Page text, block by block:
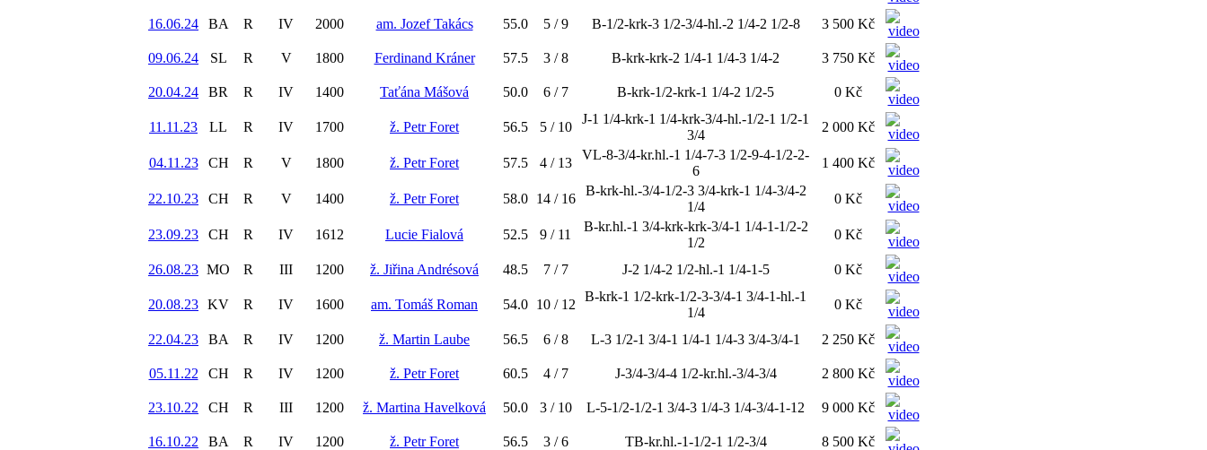
16.06.24 BA R IV 2000 am. Jozef Takács 55.0 5 / 9 B-1/2-krk-3 1/2-3/4-hl.-2 1/4-2 1/2-8 3 500 Kč
09.06.24 SL R V 1800 Ferdinand Kráner 57.5 3 / 8 B-krk-krk-2 1/4-1 1/4-3 1/4-2 3 750 Kč
20.04.24 BR R IV 1400 Taťána Mášová 50.0 6 / 7 B-krk-1/2-krk-1 1/4-2 1/2-5 0 Kč
11.11.23 LL R IV 1700 ž. Petr Foret 56.5 5 / 10
J-1 1/4-krk-1 1/4-krk-3/4-hl.-1/2-1 1/2-1
3/4
2 000 Kč
04.11.23 CH R V 1800 ž. Petr Foret 57.5 4 / 13
VL-8-3/4-kr.hl.-1 1/4-7-3 1/2-9-4-1/2-2-
6
1 400 Kč
22.10.23 CH R V 1400 ž. Petr Foret 58.0 14 / 16
B-krk-hl.-3/4-1/2-3 3/4-krk-1 1/4-3/4-2
1/4
0 Kč
23.09.23 CH R IV 1612 Lucie Fialová 52.5 9 / 11
B-kr.hl.-1 3/4-krk-krk-3/4-1 1/4-1-1/2-2
1/2
0 Kč
26.08.23 MO R III 1200 ž. Jiřina Andrésová 48.5 7 / 7 J-2 1/4-2 1/2-hl.-1 1/4-1-5 0 Kč
20.08.23 KV R IV 1600 am. Tomáš Roman 54.0 10 / 12
B-krk-1 1/2-krk-1/2-3-3/4-1 3/4-1-hl.-1
1/4
0 Kč
22.04.23 BA R IV 1200 ž. Martin Laube 56.5 6 / 8 L-3 1/2-1 3/4-1 1/4-1 1/4-3 3/4-3/4-1 2 250 Kč
05.11.22 CH R IV 1200 ž. Petr Foret 60.5 4 / 7 J-3/4-3/4-4 1/2-kr.hl.-3/4-3/4 2 800 Kč
23.10.22 CH R III 1200 ž. Martina Havelková 50.0 3 / 10 L-5-1/2-1/2-1 3/4-3 1/4-3 1/4-3/4-1-12 9 000 Kč
16.10.22 BA R IV 1200 ž. Petr Foret 56.5 3 / 6 TB-kr.hl.-1-1/2-1 1/2-3/4 8 500 Kč